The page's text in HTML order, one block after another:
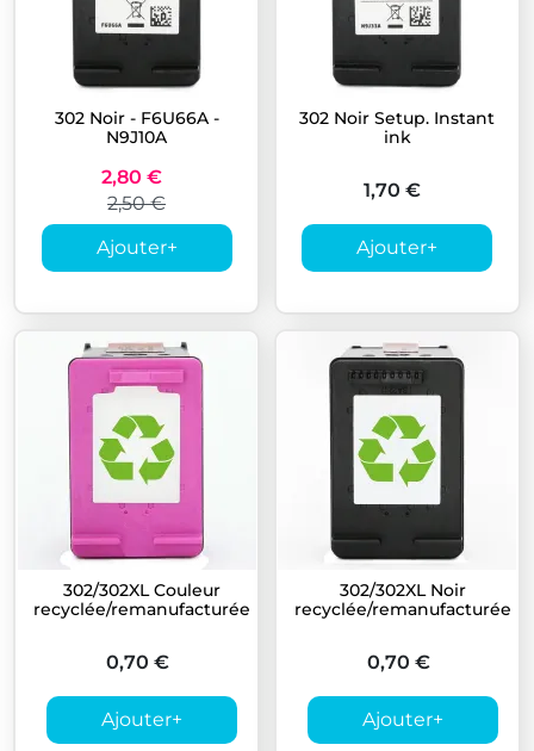
302 Noir - F6U66A -
N9J10A
2,80 €
2,50 €
Ajouter+
302 Noir Setup. Instant
ink
1,70 €
Ajouter+
302/302XL Couleur
recyclée/remanufacturée
0,70 €
Ajouter+
302/302XL Noir
recyclée/remanufacturée
0,70 €
Ajouter+